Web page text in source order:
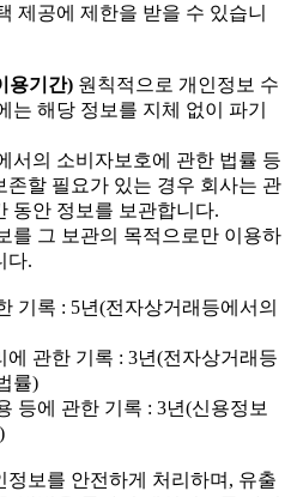
제공에 제한을 받을 수 있습니
용기간) 원칙적으로 개인정보 수
는 해당 정보를 지체 없이 파기
서의 소비자보호에 관한 법률 등
할 필요가 있는 경우 회사는 관
동안 정보를 보관합니다.
를 그 보관의 목적으로만 이용하
다.
기록 : 5년(전자상거래등에서의
관한 기록 : 3년(전자상거래등
률)
등에 관한 기록 : 3년(신용정보
보를 안전하게 처리하며, 유출